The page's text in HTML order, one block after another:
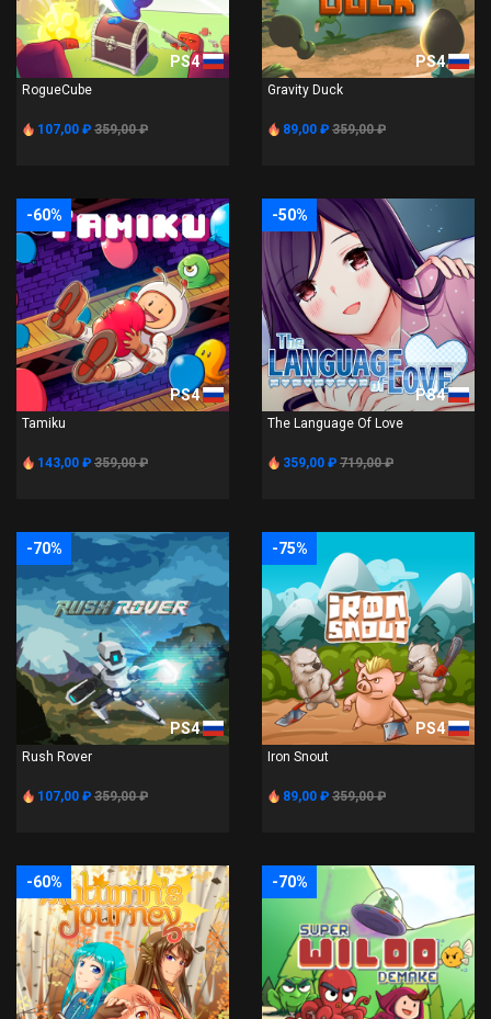
PS4
RogueCube
107,00 ₽ 359,00 ₽
PS4
Gravity Duck
89,00 ₽ 359,00 ₽
-60%
PS4
Tamiku
143,00 ₽ 359,00 ₽
-50%
PS4
The Language Of Love
359,00 ₽ 719,00 ₽
-70%
PS4
Rush Rover
107,00 ₽ 359,00 ₽
-75%
PS4
Iron Snout
89,00 ₽ 359,00 ₽
-60% -70%